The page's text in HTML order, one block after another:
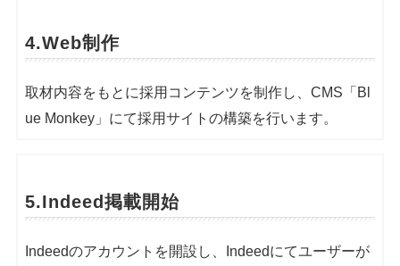
4.Web制作
取材内容をもとに採用コンテンツを制作し、CMS「Bl
ue Monkey」にて採用サイトの構築を行います。
5.Indeed掲載開始
Indeedのアカウントを開設し、Indeedにてユーザーが